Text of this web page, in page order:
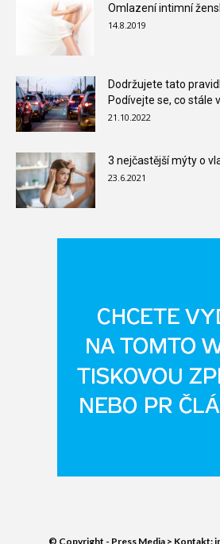
Omlazení intimní
14.8.2019
Dodržujete tato
Podívejte se, co stále
21.10.2022
3 nejčastější mýty o
23.6.2021
© Copyright - Press Media > Kontakt: